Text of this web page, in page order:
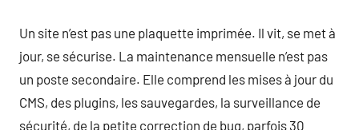
Un site n’est pas une plaquette imprimée. Il vit, se met à
jour, se sécurise. La maintenance mensuelle n’est pas
un poste secondaire. Elle comprend les mises à jour du
CMS, des plugins, les sauvegardes, la surveillance de
sécurité, de la petite correction de bug, parfois 30